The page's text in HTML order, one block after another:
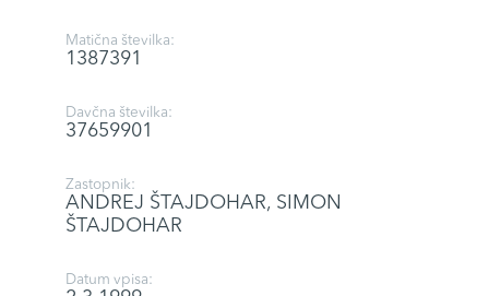
Matična številka:
1387391
Davčna številka:
37659901
Zastopnik:
ANDREJ ŠTAJDOHAR, SIMON
ŠTAJDOHAR
Datum vpisa: